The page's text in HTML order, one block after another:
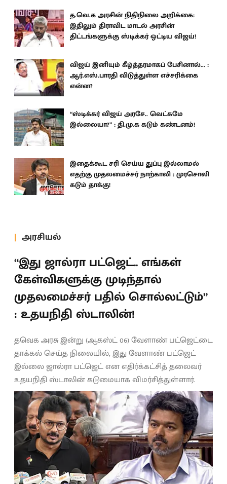
த.வெ.க அரசின் நிதிநிலை அறிக்கை:
இதிலும் திராவிட மாடல் அரசின்
திட்டங்களுக்கு ஸ்டிக்கர் ஒட்டிய விஜய்!
விஜய் இனியும் கீழ்த்தரமாகப் பேசினால்... :
ஆர்.எஸ்.பாரதி விடுத்துள்ள எச்சரிக்கை
என்ன?
“ஸ்டிக்கர் விஜய் அரசே.. வெட்கமே
இல்லையா?” : தி.மு.க கடும் கண்டனம்!
இதைக்கூட சரி செய்ய துப்பு இல்லாமல்
எதற்கு முதலமைச்சர் நாற்காலி : முரசொலி
கடும் தாக்கு!
அரசியல்
“இது ஜால்ரா பட்ஜெட்.. எங்கள்
கேள்விகளுக்கு முடிந்தால்
முதலமைச்சர் பதில் சொல்லட்டும்”
: உதயநிதி ஸ்டாலின்!
தவெக அரசு இன்று (ஆகஸ்ட் 06) வேளாண் பட்ஜெட்டை
தாக்கல் செய்த நிலையில், இது வேளாண் பட்ஜெட்
இல்லை ஜால்ரா பட்ஜெட் என எதிர்க்கட்சித் தலைவர்
உதயநிதி ஸ்டாலின் கடுமையாக விமர்சித்துள்ளார்.